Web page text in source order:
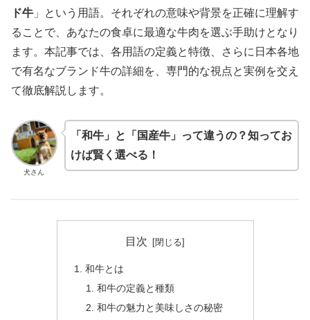
ド牛 」という用語。それぞれの意味や背景を正確に理解す
ることで、あなたの食卓に最適な牛肉を選ぶ手助けとなり
ます。本記事では、各用語の定義と特徴、さらに日本各地
で有名なブランド牛の詳細を、専門的な視点と実例を交え
て徹底解説します。
犬さん
「和牛」と「国産牛」って違うの？知ってお
けば賢く選べる！
目次
和牛とは
和牛の定義と種類
和牛の魅力と美味しさの秘密